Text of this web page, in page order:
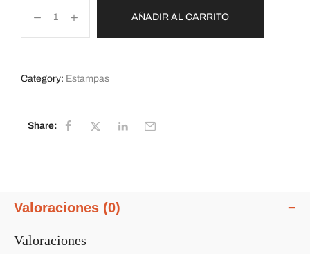
AÑADIR AL CARRITO
Category: Estampas
Share:
Valoraciones (0)
Valoraciones